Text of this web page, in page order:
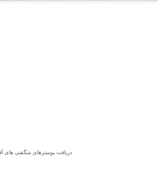
دریافت پوسترهای شگفتی های